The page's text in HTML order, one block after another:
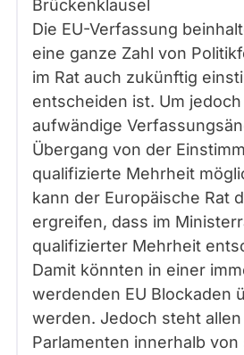
Brückenklausel
Die EU-Verfassung
eine ganze Zahl von
im Rat auch zukünftig
entscheiden ist. Um
aufwändige
Übergang von der
qualifizierte Mehrheit
kann der Europäische Rat
ergreifen, dass im
qualifizierter Mehrheit
Damit könnten in einer
werdenden EU Blockaden
werden. Jedoch steht
Parlamenten innerhalb